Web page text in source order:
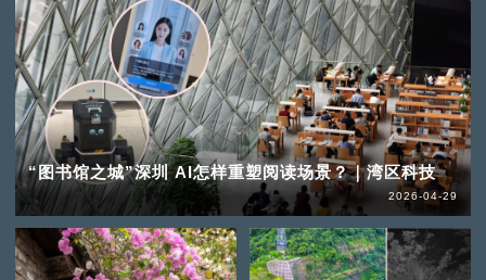
“图书馆之城”深圳 AI怎样重塑阅读场景？｜湾区科技
2026-04-29